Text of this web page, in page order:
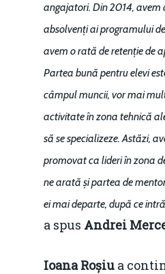
angajatori. Din 2014,
absolvenți ai programului
avem o rată de retenție de
Partea bună pentru elevi
câmpul muncii, vor mai
activitate în zona tehnică
să se specializeze. Astăzi,
promovat ca lideri în zona
ne arată și partea de
ei mai departe, după ce
a spus Andrei
Ioana Roșiu a